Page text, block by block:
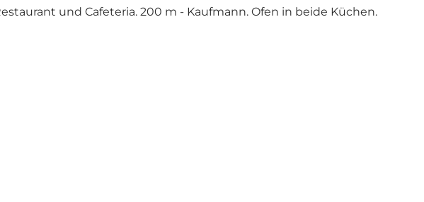
und Cafeteria. 200 m - Kaufmann. Ofen in beide Küchen.